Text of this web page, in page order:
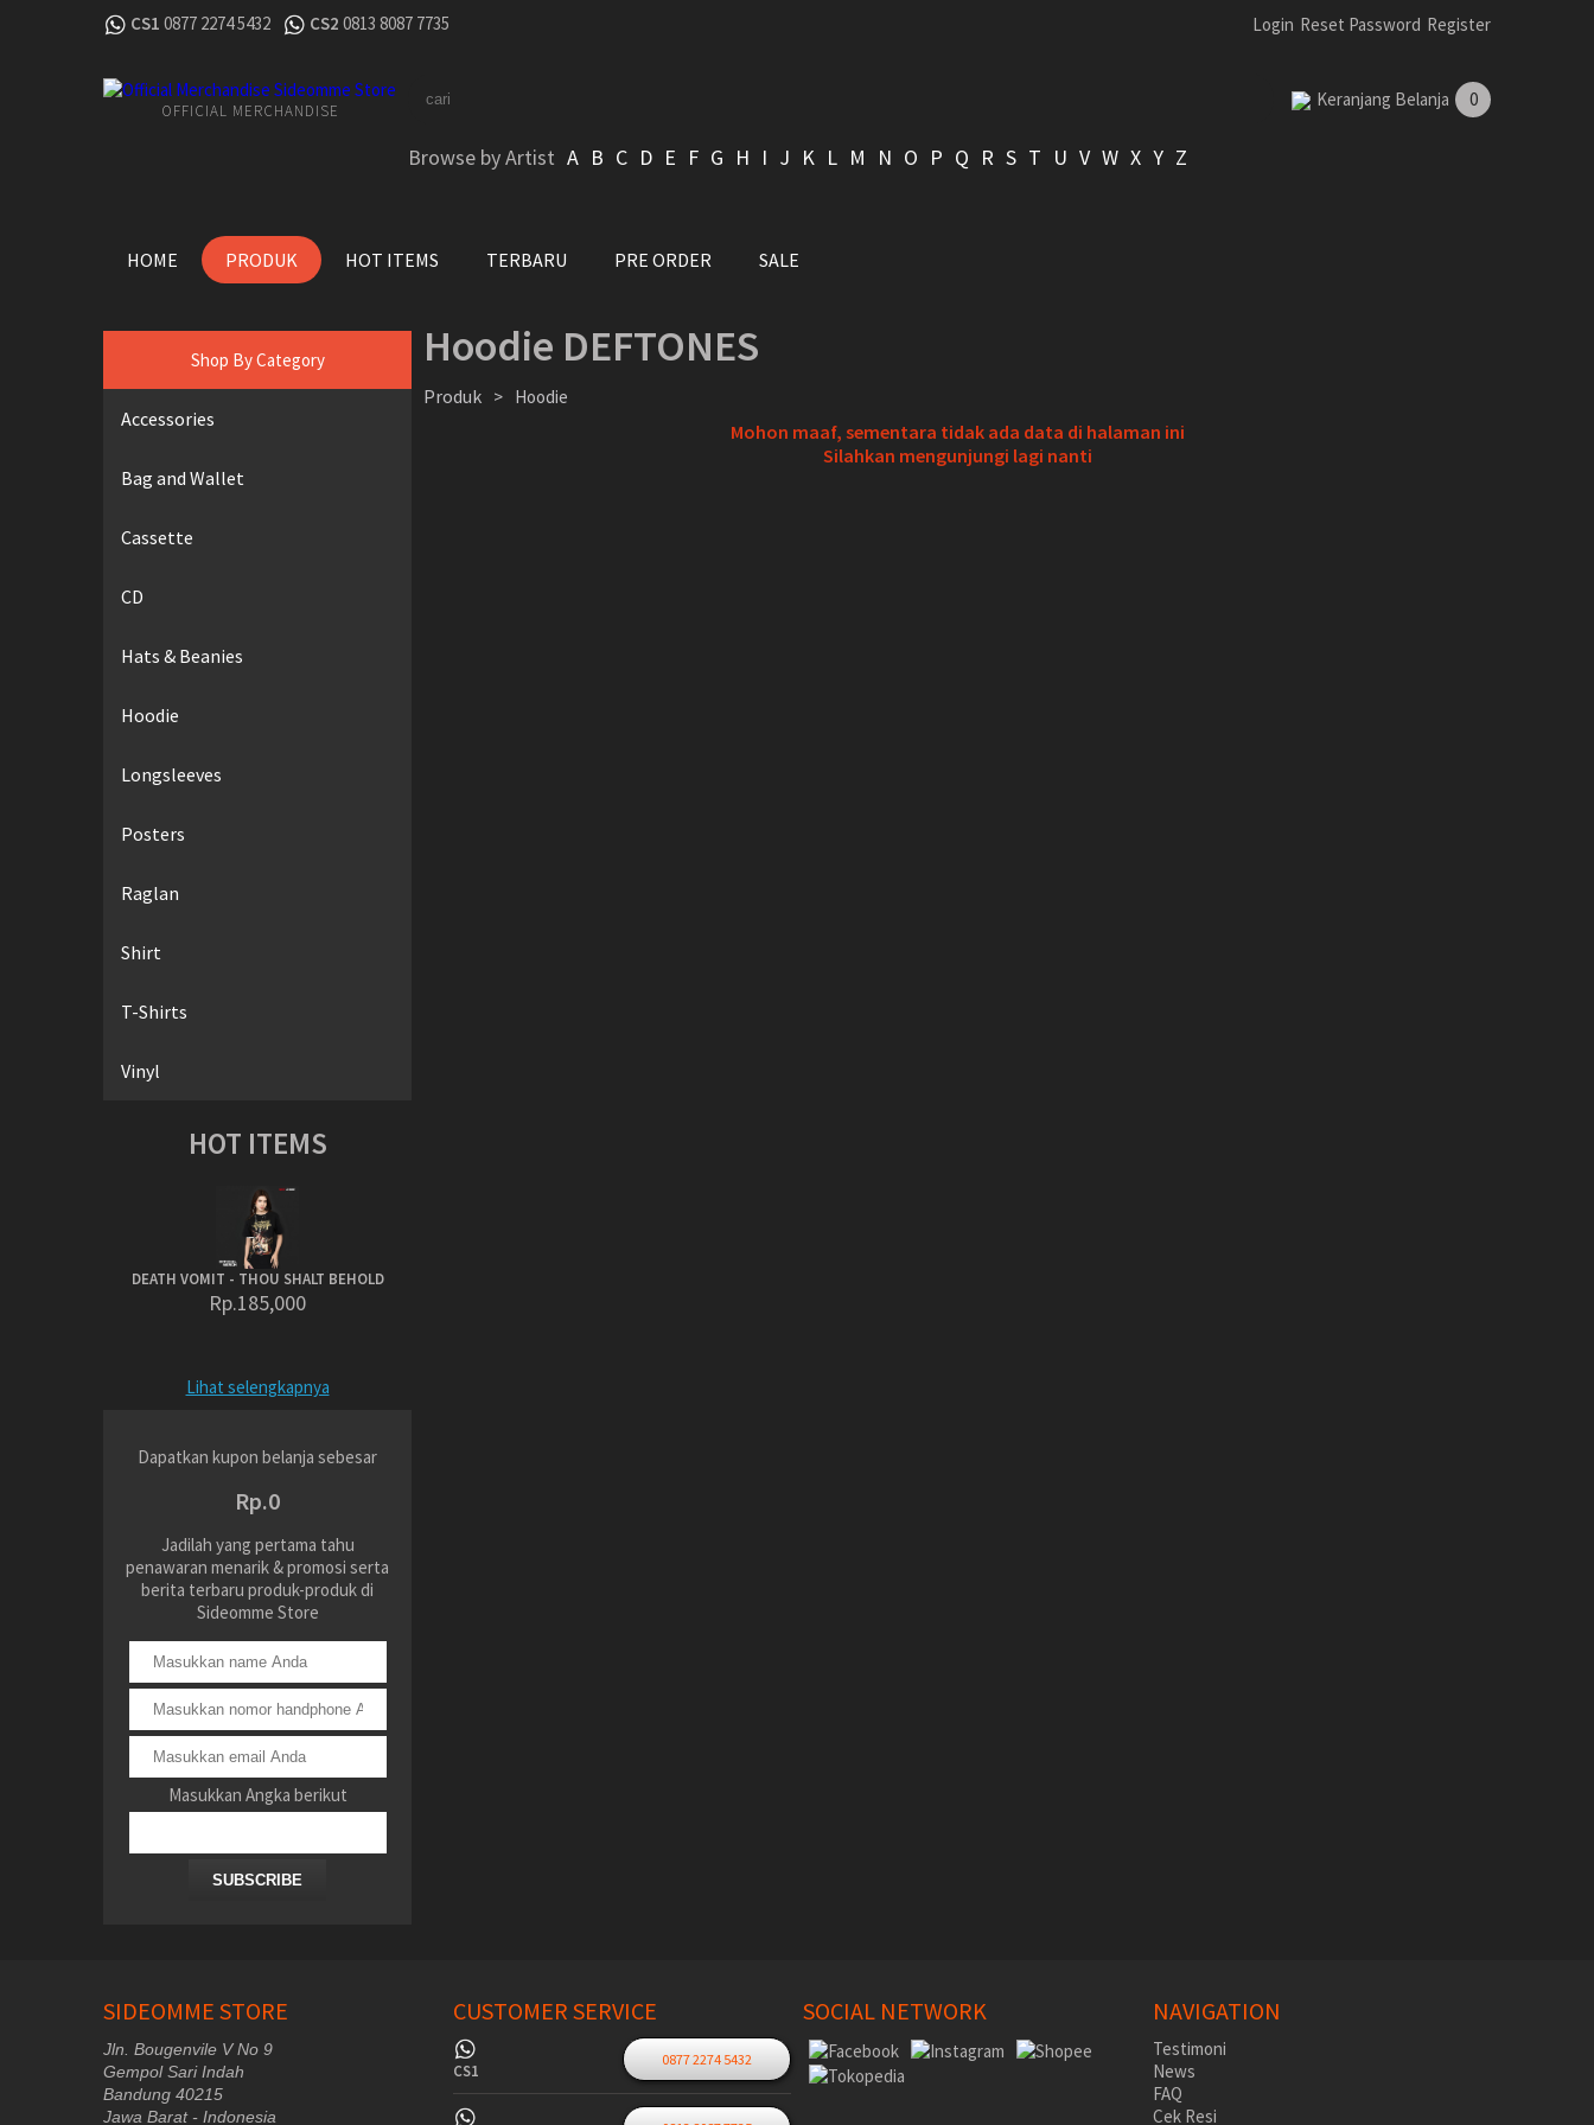
CS1 0877 2274 5432 CS2 0813 8087 7735 Login Reset Password Register
OFFICIAL MERCHANDISE Keranjang Belanja 0
Browse by Artist A B C D E F G H I J K L M N O P Q R S T U V W X Y Z
HOME PRODUK HOT ITEMS TERBARU PRE ORDER SALE
Shop By Category
Accessories
Bag and Wallet
Cassette
CD
Hats & Beanies
Hoodie
Longsleeves
Posters
Raglan
Shirt
T-Shirts
Vinyl
HOT ITEMS
DEATH VOMIT - THOU SHALT BEHOLD
Rp.185,000
Lihat selengkapnya
Dapatkan kupon belanja sebesar
Rp.0
Jadilah yang pertama tahu
penawaran menarik & promosi serta
berita terbaru produk-produk di
Sideomme Store
Masukkan Angka berikut
SUBSCRIBE
Hoodie DEFTONES
Produk > Hoodie
Mohon maaf, sementara tidak ada data di halaman ini
Silahkan mengunjungi lagi nanti
SIDEOMME STORE
Jln. Bougenvile V No 9
Gempol Sari Indah
Bandung 40215
Jawa Barat - Indonesia
CUSTOMER SERVICE
CS1
0877 2274 5432
SOCIAL NETWORK NAVIGATION
Testimoni
News
FAQ
Cek Resi